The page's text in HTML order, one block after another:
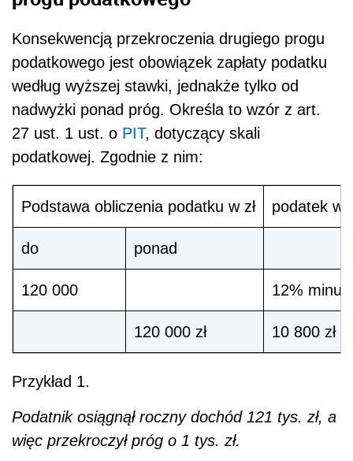
Konsekwencją przekroczenia drugiego progu
podatkowego jest obowiązek zapłaty podatku
według wyższej stawki, jednakże tylko od
nadwyżki ponad próg. Określa to wzór z art.
27 ust. 1 ust. o PIT, dotyczący skali
podatkowej. Zgodnie z nim:
Podstawa obliczenia podatku w zł podatek
do ponad
120 000 12%
120 000 zł 10 800 zł
Przykład 1.
Podatnik osiągnął roczny dochód 121 tys. zł, a
więc przekroczył próg o 1 tys. zł.